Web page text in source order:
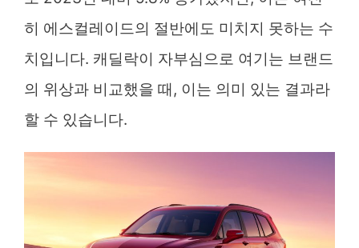
히 에스컬레이드의 절반에도 미치지 못하는 수
치입니다. 캐딜락이 자부심으로 여기는 브랜드
의 위상과 비교했을 때, 이는 의미 있는 결과라
할 수 있습니다.